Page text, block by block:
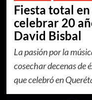
Fiesta total
celebrar 20
David Bisbal
La pasión por la
cosechar decenas de
que celebró en